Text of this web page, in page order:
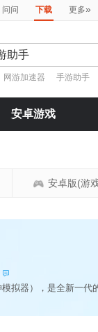
问问 下载 更多»
网游加速器 手游助手
安卓游戏
安卓版(游
